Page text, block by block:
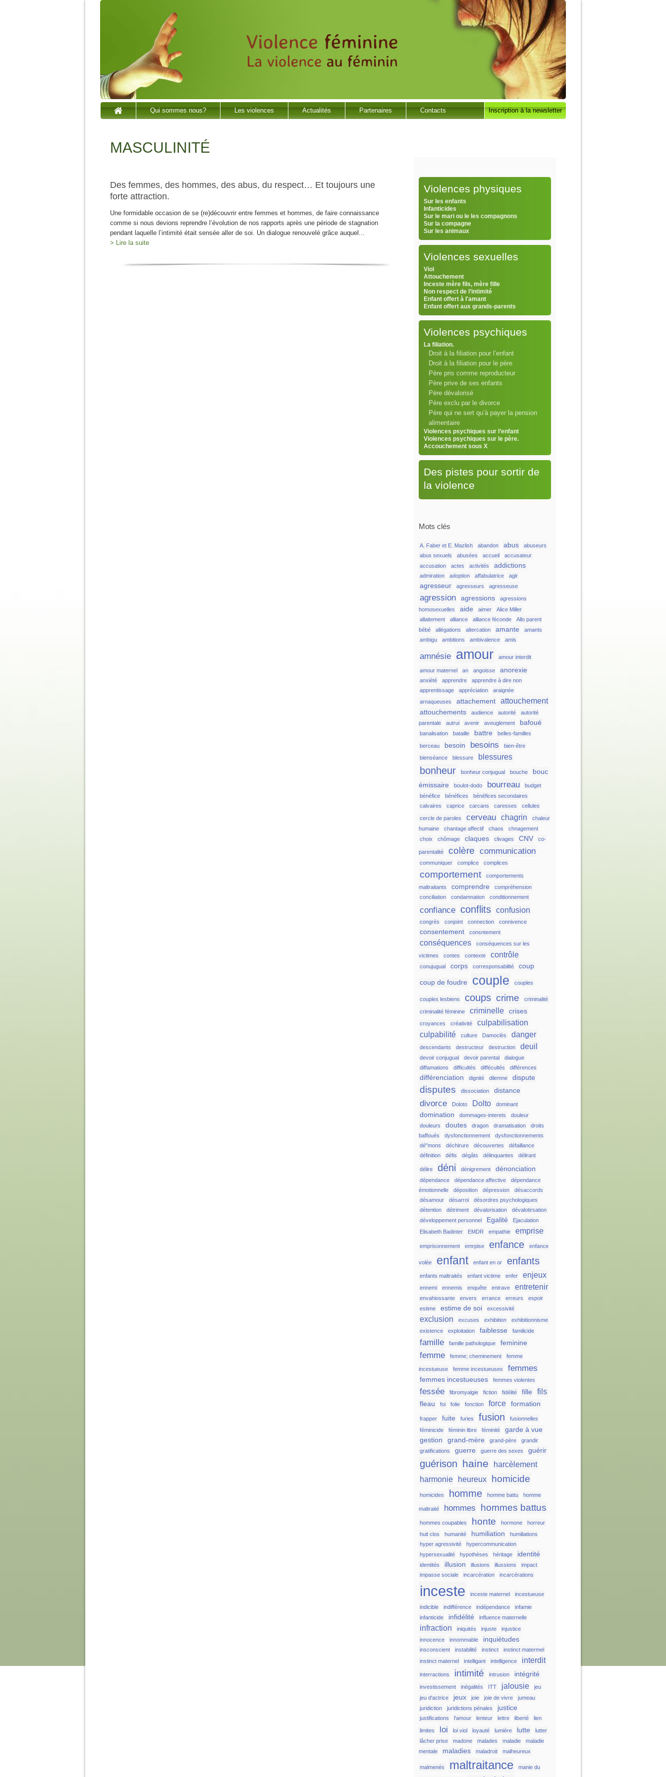
Qui sommes nous? Les violences Actualités Partenaires Contacts Inscription à la newsletter
MASCULINITÉ
Des femmes, des hommes, des abus, du respect… Et toujours une
forte attraction.
Une formidable occasion de se (re)découvrir entre femmes et hommes, de faire connaissance
comme si nous devions reprendre l’évolution de nos rapports après une période de stagnation
pendant laquelle l’intimité était sensée aller de soi. Un dialogue renouvelé grâce auquel...
> Lire la suite
Violences physiques
Sur les enfants
Infanticides
Sur le mari ou le les compagnons
Sur la compagne
Sur les animaux
Violences sexuelles
Viol
Attouchement
Inceste mère fils, mère fille
Non respect de l’intimité
Enfant offert à l'amant
Enfant offert aux grands-parents
Violences psychiques
La filiation.
Droit à la filiation pour l’enfant
Droit à la filiation pour le père
Père pris comme reproducteur
Père prive de ses enfants
Père dévalorisé
Père exclu par le divorce
Père qui ne sert qu’à payer la pension
alimentaire
Violences psychiques sur l’enfant
Violences psychiques sur le père.
Accouchement sous X
Des pistes pour sortir de
la violence
Mots clés
A. Faber et E. Mazlish abandon abus
abuseurs
abus sexuels
abusées accueil
accusateur
accusation
actes activités addictions
admiration adoption affabulatrice agir
agresseur agresseurs agresseuse
agression agressions
agressions
homosexuelles
aide aimer
Alice Miller
allaitement
alliance alliance féconde
Allo parent
bébé
allégations altercation amante
amants
ambigu
ambitions ambivalence amis
amnésie amour amour interdit
amour maternel an angoisse anorexie
anxiété apprendre
apprendre à dire non
apprentissage
appréciation
araignée
arnaqueuses
attachement attouchement
attouchements audience autorité
autorité
parentale
autrui avenir aveuglement bafoué
banalisation bataille battre belles-familles
berceau besoin besoins
bien-être
bienséance
blessure blessures
bonheur bonheur conjugual bouche
bouc
émissaire
boulot-dodo bourreau
budget
bénéfice
bénéfices
bénéfices secondaires
calvaires
caprice carcans caresses cellules
cercle de paroles cerveau chagrin
chaleur
humaine
chantage affectif chaos
chnagement
choix
chômage claques clivages CNV co-
parentalité colère communication
communiquer complice complices
comportement
comportements
maltraitants
comprendre
compréhension
conciliation
condamnation conditionnement
confiance conflits confusion
congrès conjoint connection connivence
consentement consntement
conséquences
conséquences sur les
victimes
contes contexte contrôle
conujugual corps corresponsabilité coup
coup de foudre couple couples
couples lesbiens coups crime criminalité
criminalité féminine criminelle crises
croyances créativité
culpabilisation
culpabilité
culture Damoclès danger
descendants destructeur destruction deuil
devoir conjugual devoir parental
dialogue
diffamations
difficultés diffécultés différences
différenciation dignité dilemne dispute
disputes dissociation distance
divorce Doloto Dolto dominant
domination dommages-interets
douleur
douleurs
doutes dragon dramatisation
droits
baffoués
dysfonctionnement
dysfonctionnements
dé"mons
déchirure découvertes
défaillance
définition
défis dégâts délinquantes délirant
délire déni dénigrement dénonciation
dépendance dépendance affective
dépendance
émotionnelle
déposition dépression
désaccords
désamour
désarroi
désordres psychologiques
détention
détriment dévalorisation
dévalotirsation
développement personnel
Egalité
Ejaculation
Elisabeth Badinter
EMDR empathie emprise
emprisonnement emrpise enfance enfance
volée enfant enfant en or enfants
enfants maltraités enfant victime enfer enjeux
ennemi ennemis enquête entrave entretenir
envahiossante envers errance erreurs
espoir
estime
estime de soi excessivité
exclusion excuses exhibition
exhibitionnisme
existence
exploitation faiblesse familicide
famille famille pathologique feminine
femme femme; cheminement femme
incestueuse femme incestueuses femmes
femmes incestueuses femmes violentes
fessée fibromyalgie fiction fidélité fille fils
fleau foi folie fonction force formation
frapper fuite furies fusion
fusionnelles
féminicide
féminin libre féminité
garde à vue
gestion
grand-mère grand-père
grandir
gratifications
guerre guerre des sexes guérir
guérison haine
harcèlement
harmonie
heureux homicide
homicides homme homme battu homme
maltraité hommes hommes battus
hommes coupables honte hormone
horreur
huit clos
humanité humiliation
humiliations
hyper agressivité
hypercommunication
hypersexualité
hypothèses héritage identité
identités illusion illusions illussions
impact
impasse sociale
incarcération incarcérations
inceste inceste maternel incestueuse
indicible indifférence indépendance
infamie
infanticide
infidélité influence maternelle
infraction iniquités injuste
injustice
innocence
innommable inquiétudes
insconscient instabilité instinct
instinct matermel
instinct maternel
intelligant intelligence interdit
interractions intimité intrusion intégrité
investissement inégalités ITT jalousie
jeu
jeu d'actrice
jeux joie joie de vivre
jumeau
juridiction
juridictions pénales justice
justifications l'amour lenteur lettre liberté lien
limites loi loi viol loyauté lumière lutte
lutter
lâcher prise
madone malades maladie
maladie
mentale
maladies maladroit malheureux
malmenés maltraitance manie du